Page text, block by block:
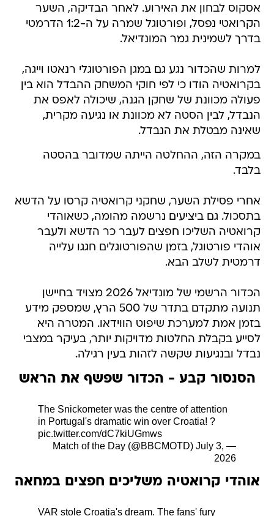
אסקוס לבחון את האירוע. לאחר הבדיקה, השער
הקרואטי נפסל, ופורטוגל שמרה על ה-1:2 הדרמטי
בדרך לשמינית גמר המונדיאל.
למרות שהכדור נגע גם במגן הפורטוגלי רנאטו וייגה,
בקרואטיה הודו כי לפי חוקי המשחק ההבדל הוא בין
פעולה מכוונת של שחקן הגנה, שיכולה לאפס את
הנבדל, לבין הסטה לא מכוונת או נגיעה מקרית,
שאינה מבטלת את הנבדל.
במקרה הזה, ההחלטה הייתה שמדובר בהסטה
בלבד.
אחרי פסילת השער, שחקני קרואטיה קרסו על הדשא
בתסכול. גם ביציעים נרשמה מהומה, כשאוהדי
קרואטיה השליכו חפצים לעבר כר הדשא ולעבר
אוהדי פורטוגל, בזמן שהפורטוגלים חגגו עלייה
דרמטית לשלב הבא.
הכדור הרשמי של מונדיאל 2026 מצויד בחיישן
תנועה מתקדם בתדר של 500 הרץ, שמספק מידע
בזמן אמת למערכת שיפוט הווידאו. המטרה היא
לסייע בקבלת החלטות מדויקות יותר, בעיקר במצבי
נבדל ובנגיעות שקשה לזהות בעין רגילה.
הסנסור קבע - הכדור שפשף את הראש
The Snickometer was the centre of attention
in Portugal's dramatic win over Croatia! ?
pic.twitter.com/dC7kiUGmws
— Match of the Day (@BBCMOTD)
July 3,
2026
אוהדי קרואטיה משליכים חפצים במחאה
VAR stole Croatia's dream. The fans' fury